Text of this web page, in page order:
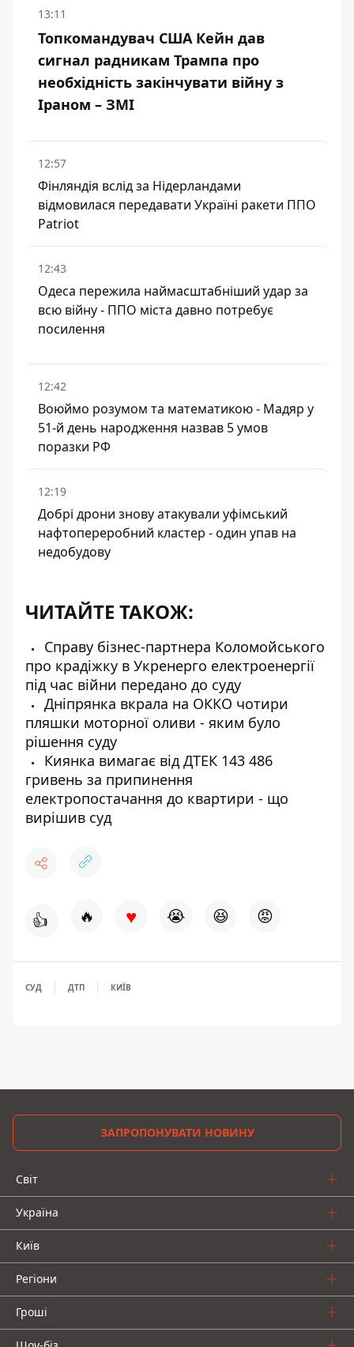
13:11
Топкомандувач США Кейн дав
сигнал радникам Трампа про
необхідність закінчувати війну з
Іраном – ЗМІ
12:57
Фінляндія вслід за Нідерландами
відмовилася передавати Україні ракети ППО
Patriot
12:43
Одеса пережила наймасштабніший удар за
всю війну - ППО міста давно потребує
посилення
12:42
Воюймо розумом та математикою - Мадяр у
51-й день народження назвав 5 умов
поразки РФ
12:19
Добрі дрони знову атакували уфімський
нафтопереробний кластер - один упав на
недобудову
ЧИТАЙТЕ ТАКОЖ:
Справу бізнес-партнера Коломойського
про крадіжку в Укренерго електроенергії
під час війни передано до суду
Дніпрянка вкрала на ОККО чотири
пляшки моторної оливи - яким було
рішення суду
Киянка вимагає від ДТЕК 143 486
гривень за припинення
електропостачання до квартири - що
вирішив суд
👍 🔥 ♥ 😭 😆 😡
СУД ДТП КИЇВ
ЗАПРОПОНУВАТИ НОВИНУ
Світ
Україна
Київ
Регіони
Гроші